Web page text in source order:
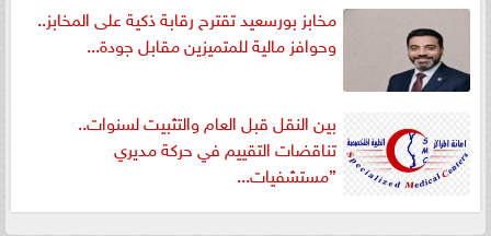
مخابز بورسعيد تقترح رقابة ذكية على المخابز..
وحوافز مالية للمتميزين مقابل جودة...
بين النقل قبل العام والتثبيت لسنوات..
تناقضات التقييم في حركة مديري
”مستشفيات...